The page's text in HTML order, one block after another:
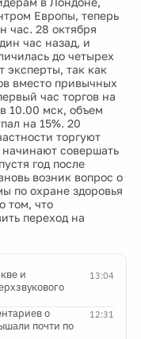
Европы, теперь
час. 28 октября
час назад, и
до четырех
эксперты, так как
вместо привычных
час торгов на
10.00 мск, объем
на 15%. 20
торгуют
совершать
год после
возник вопрос о
по охране здоровья
том, что
переход на
13:04
и
12:31
о
почти по